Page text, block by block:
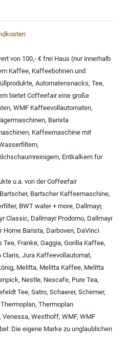
von 100,- € frei Haus (nur innerhalb
Kaffee, Kaffeebohnen und
, Automatensnacks, Tee,
bietet Coffeefair eine große
, WMF Kaffeevollautomaten,
, Barista
, Kaffeemaschine mit
,
, Entkalkern für
u.a. von derCoffeefair
Bartscher, Bartscher Kaffeemaschine,
, BWT water + more, Dallmayr,
Classic, Dallmayr Prodomo, Dallmayr
Home Barista, Darboven, DaVinci
Tee, Franke, Gaggia, Gorilla Kaffee,
Claris, Jura Kaffeevollautomat,
, Melitta, Melitta Kaffee, Melitta
, Nestle, Nescafe, Pure Tea,
Tee, Satro, Schaerer, Schirmer,
Thermoplan, Thermoplan
, Venessa, Westhoff, WMF, WMF
Die eigene Marke zu unglaublichen